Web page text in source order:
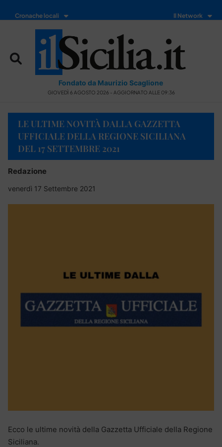
Cronache locali Il Network
Fondato da Maurizio Scaglione
GIOVEDÌ 6 AGOSTO 2026 - AGGIORNATO ALLE 09:36
LE ULTIME NOVITÀ DALLA GAZZETTA
UFFICIALE DELLA REGIONE SICILIANA
DEL 17 SETTEMBRE 2021
Redazione
venerdì 17 Settembre 2021
Ecco le ultime novità della Gazzetta Ufficiale della Regione
Siciliana.